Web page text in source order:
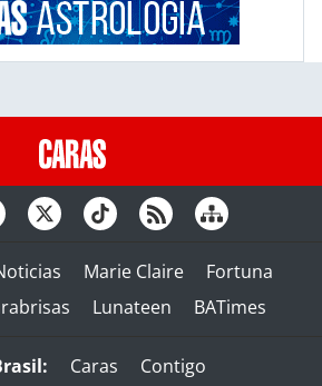
Marie Claire
Fortuna
Lunateen BATimes
Caras Contigo